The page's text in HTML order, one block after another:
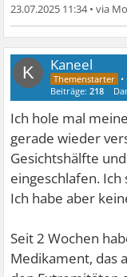
23.07.2025 11:34•
K Kaneel
•
Beiträge:218
Ich hole mal
gerade wieder
Gesichtshälfte
eingeschlafen. Ich
Ich habe aber
Seit 2 Wochen
Medikament, das